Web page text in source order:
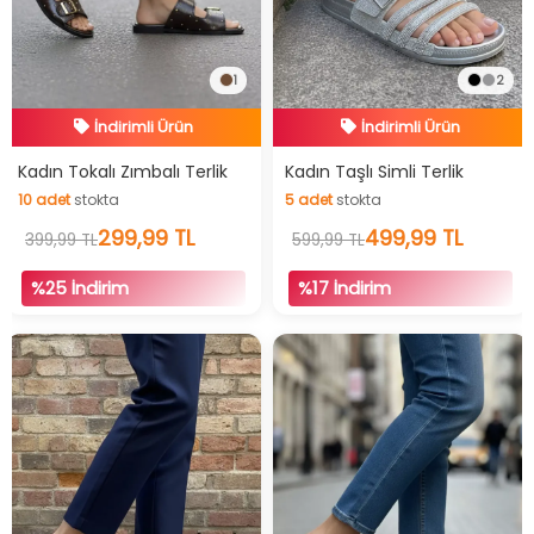
1
İndirimli Ürün
Hızlı Teslimat
İndirimli Ürün
Kadın Tokalı Zımbalı Terlik
10adetstokta
10adetstokta
399,99 TL299,99 TL
%25 İndirim
2
İndirimli Ürün
Hızlı Teslimat
İndirimli Ürün
Kadın Taşlı Simli Terlik
5adetstokta
5adetstokta
599,99 TL499,99 TL
%17 İndirim